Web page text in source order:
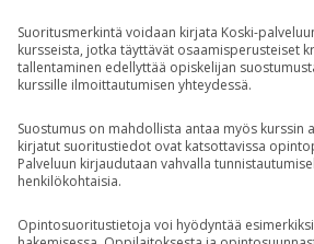
Suoritusmerkintä voidaan kirjata Koski-
kursseista, jotka täyttävät osaamisperusteiset
tallentaminen edellyttää opiskelijan
kurssille ilmoittautumisen yhteydessä.
Suostumus on mahdollista antaa myös kurssin
kirjatut suoritustiedot ovat katsottavissa
Palveluun kirjaudutaan vahvalla
henkilökohtaisia.
Opintosuoritustietoja voi hyödyntää